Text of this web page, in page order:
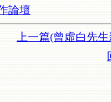
論壇
上一篇(曾虛白先